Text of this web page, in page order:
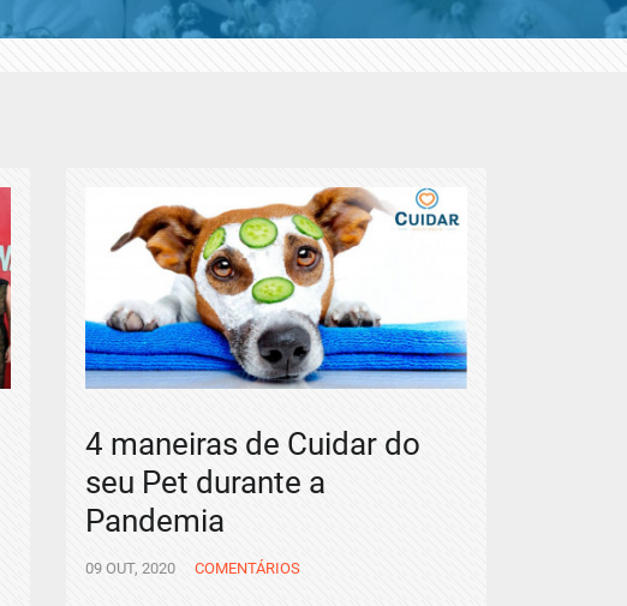
4 maneiras de Cuidar do
seu Pet durante a
Pandemia
09 OUT, 2020 COMENTÁRIOS